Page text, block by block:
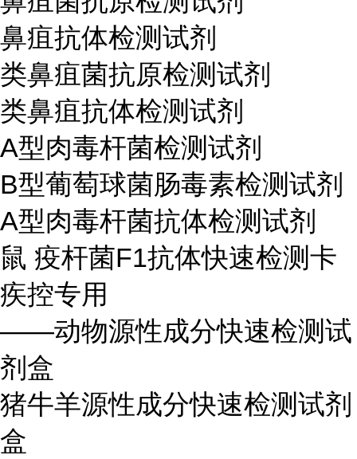
鼻疽抗体检测试剂
类鼻疽菌抗原检测试剂
类鼻疽抗体检测试剂
A型肉毒杆菌检测试剂
B型葡萄球菌肠毒素检测试剂
A型肉毒杆菌抗体检测试剂
鼠 疫杆菌F1抗体快速检测卡
疾控专用
——动物源性成分快速检测试
剂盒
猪牛羊源性成分快速检测试剂
盒